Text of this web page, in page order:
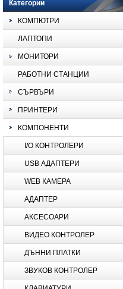
Категории
КОМПЮТРИ
ЛАПТОПИ
МОНИТОРИ
РАБОТНИ СТАНЦИИ
СЪРВЪРИ
ПРИНТЕРИ
КОМПОНЕНТИ
I/O КОНТРОЛЕРИ
USB АДАПТЕРИ
WEB КАМЕРА
АДАПТЕР
АКСЕСОАРИ
ВИДЕО КОНТРОЛЕР
ДЪННИ ПЛАТКИ
ЗВУКОВ КОНТРОЛЕР